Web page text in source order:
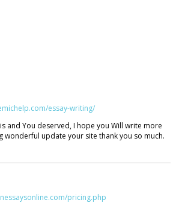
essay-writing/
and You deserved, I hope you Will write more
wonderful update your site thank you so much.
pricing.php